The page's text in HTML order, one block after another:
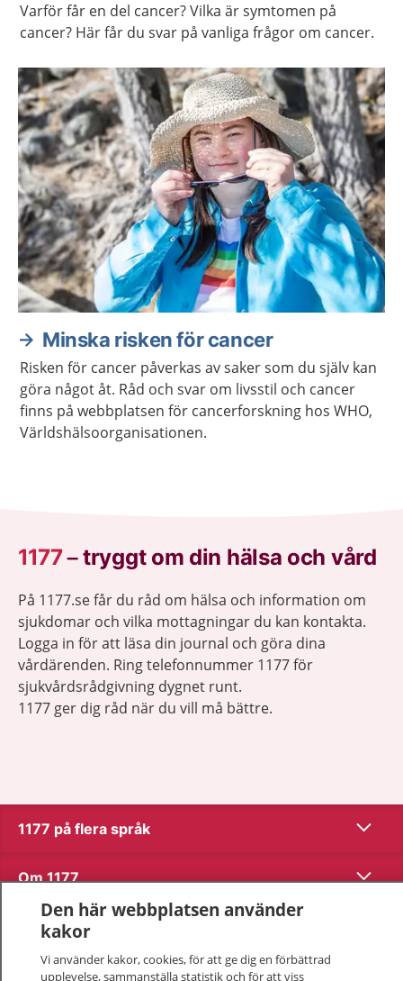
Varför får en del cancer? Vilka är symtomen på
cancer? Här får du svar på vanliga frågor om cancer.
Minska risken för cancer
Risken för cancer påverkas av saker som du själv kan
göra något åt. Råd och svar om livsstil och cancer
finns på webbplatsen för cancerforskning hos WHO,
Världshälsoorganisationen.
1177–tryggt om din hälsa och vård
På 1177.se får du råd om hälsa och information om
sjukdomar och vilka mottagningar du kan kontakta.
Logga in för att läsa din journal och göra dina
vårdärenden. Ring telefonnummer 1177 för
sjukvårdsrådgivning dygnet runt.
1177 ger dig råd när du vill må bättre.
1177 på flera språk Visa
Om 1177 Visa
Kontakt
Den här webbplatsen använder
kakor
Vi använder kakor, cookies, för att ge dig en förbättrad
upplevelse, sammanställa statistik och för att viss